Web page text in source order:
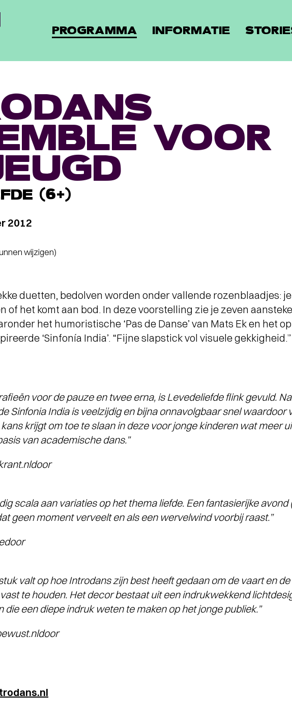
PROGRAMMA INFORMATIE
VOOR
(6+)
2012
wijzigen)
duetten, bedolven worden onder vallende rozenblaadjes:
of het komt aan bod. In deze voorstelling zie je zeven
het humoristische ‘Pas de Danse’ van Mats Ek en het op
‘Sinfonía India’. “Fijne slapstick vol visuele
voor de pauze en twee erna, is Levedeliefde flink gevuld.
Sinfonia India is veelzijdig en bijna onnavolgbaar snel waardoor
krijgt om toe te slaan in deze voor jonge kinderen wat meer
van academische dans.”
scala aan variaties op het thema liefde. Een fantasierijke
geen moment verveelt en als een wervelwind voorbij raast.”
valt op hoe Introdans zijn best heeft gedaan om de vaart en
te houden. Het decor bestaat uit een indrukwekkend
die een diepe indruk weten te maken op het jonge publiek.”